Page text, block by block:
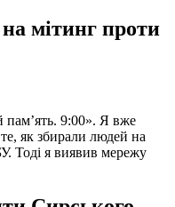
мітинг проти
пам’ять. 9:00». Я вже
як збирали людей на
Тоді я виявив мережу